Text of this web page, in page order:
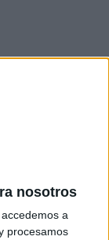
nosotros
a
procesamos
por